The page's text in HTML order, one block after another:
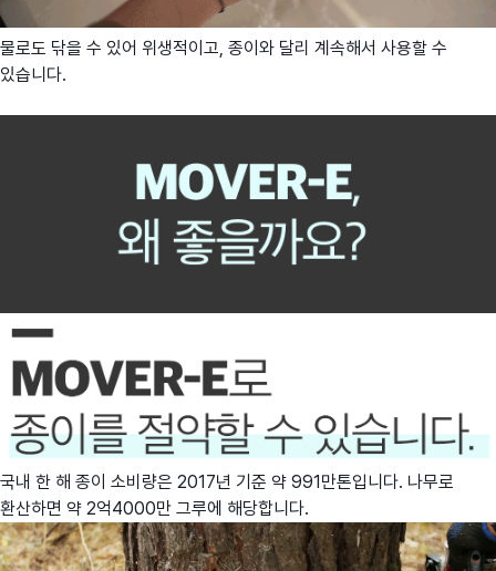
물로도 닦을 수 있어 위생적이고, 종이와 달리 계속해서 사용할 수
있습니다.
국내 한 해 종이 소비량은 2017년 기준 약 991만톤입니다. 나무로
환산하면 약 2억4000만 그루에 해당합니다.